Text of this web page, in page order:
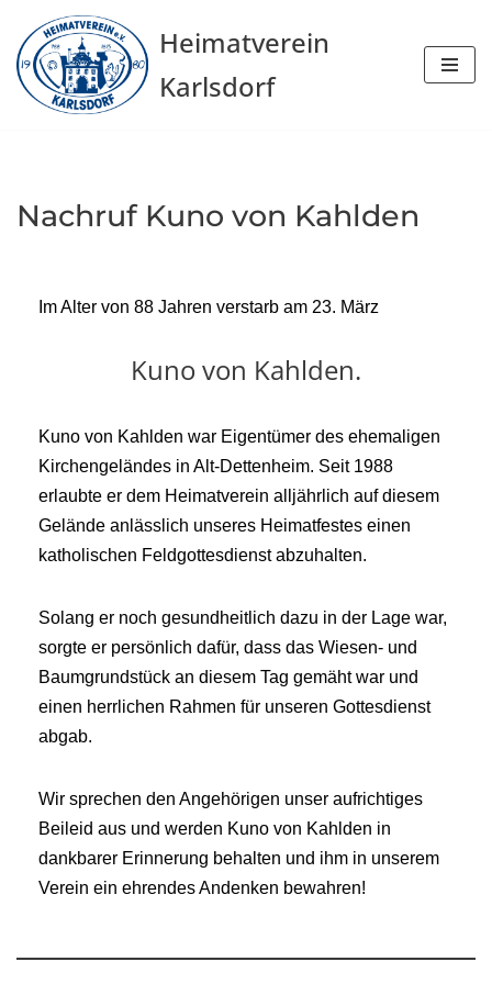
Zum
Inhalt
springen
Heimatverein
Karlsdorf
Nachruf Kuno von Kahlden
Im Alter von 88 Jahren verstarb am 23. März
Kuno von Kahlden.
Kuno von Kahlden war Eigentümer des ehemaligen
Kirchengeländes in Alt-Dettenheim. Seit 1988
erlaubte er dem Heimatverein alljährlich auf diesem
Gelände anlässlich unseres Heimatfestes einen
katholischen Feldgottesdienst abzuhalten.
Solang er noch gesundheitlich dazu in der Lage war,
sorgte er persönlich dafür, dass das Wiesen- und
Baumgrundstück an diesem Tag gemäht war und
einen herrlichen Rahmen für unseren Gottesdienst
abgab.
Wir sprechen den Angehörigen unser aufrichtiges
Beileid aus und werden Kuno von Kahlden in
dankbarer Erinnerung behalten und ihm in unserem
Verein ein ehrendes Andenken bewahren!